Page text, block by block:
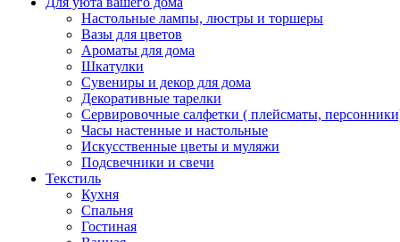
Настольные лампы, люстры и торшеры
Вазы для цветов
Ароматы для дома
Шкатулки
Сувениры и декор для дома
Декоративные тарелки
Сервировочные салфетки ( плейсматы,
Часы настенные и настольные
Искусственные цветы и муляжи
Подсвечники и свечи
Текстиль
Кухня
Спальня
Гостиная